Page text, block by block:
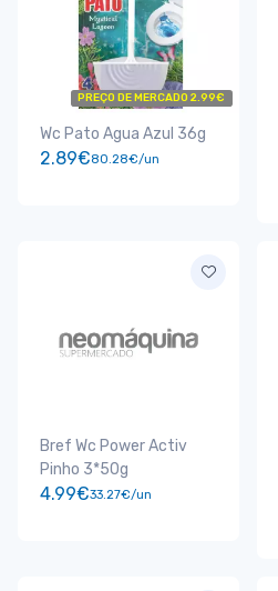
PREÇO DE MERCADO 2.99€
Wc Pato Agua Azul 36g
2.89€80.28€/un
Bref Wc Power Activ
Pinho 3*50g
4.99€33.27€/un